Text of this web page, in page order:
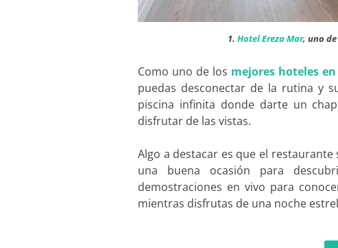
1.Hotel Ereza Mar, uno
Como uno de los mejores hoteles
puedas desconectar de la rutina y
piscina infinita donde darte un
disfrutar de las vistas.
Algo a destacar es que el restaurante
una buena ocasión para
demostraciones en vivo para
mientras disfrutas de una noche